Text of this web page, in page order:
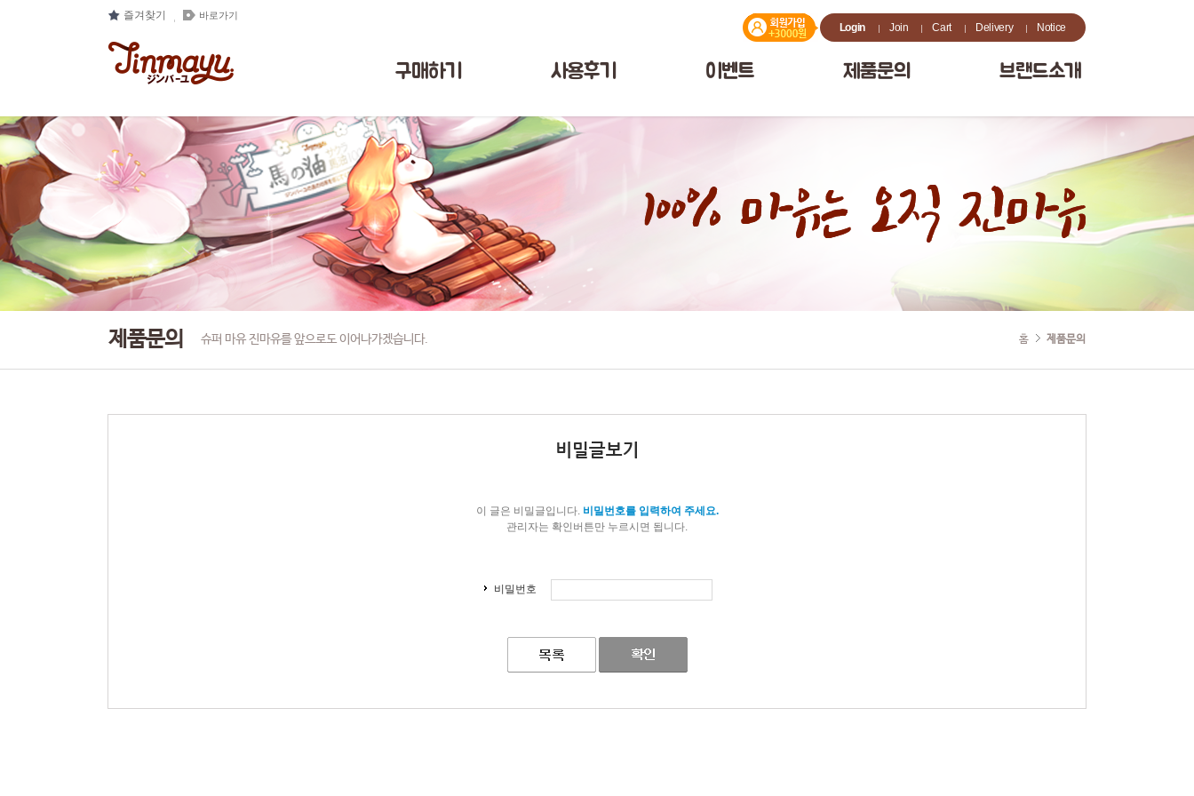
구매하기 사용후기 이벤트 제품문의 브랜드소개
Login Join Cart Delivery Notice
즐겨찾기 바로가기
제품문의 슈퍼 마유 진마유를 앞으로도 이어나가겠습니다. 홈 제품문의
이 글은 비밀글입니다. 비밀번호를 입력하여 주세요.
관리자는 확인버튼만 누르시면 됩니다.
비밀번호